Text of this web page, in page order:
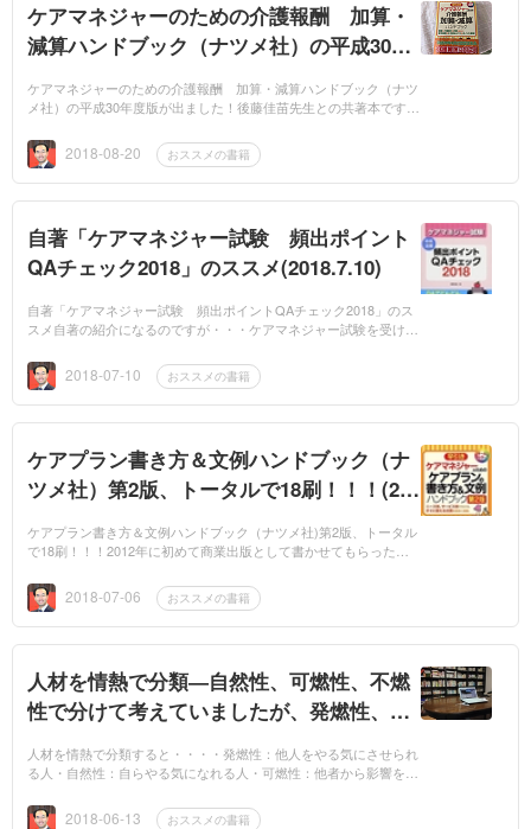
ケアマネジャーのための介護報酬 加算・
減算ハンドブック（ナツメ社）の平成30年
ケアマネジャーのための介護報酬 加算・減算ハンドブック（ナツ
メ社）の平成30年度版が出ました！後藤佳苗先生との共著本です。
タイトル...2018-08-20 おススメの書籍
自著「ケアマネジャー試験 頻出ポイント
QAチェック2018」のススメ(2018.7.10)
自著「ケアマネジャー試験 頻出ポイントQAチェック2018」のス
スメ自著の紹介になるのですが・・・ケアマネジャー試験を受ける
んが... 2018-07-10 おススメの書籍
ケアプラン書き方＆文例ハンドブック（ナ
ツメ社）第2版、トータルで18刷！！！(201
ケアプラン書き方＆文例ハンドブック（ナツメ社)第2版、トータル
で18刷！！！2012年に初めて商業出版として書かせてもらった本
で7... 2018-07-06 おススメの書籍
人材を情熱で分類―自然性、可燃性、不燃
性で分けて考えていましたが、発燃性、消
人材を情熱で分類すると・・・・発燃性：他人をやる気にさせられ
る人・自然性：自らやる気になれる人・可燃性：他者から影響を受
性...
2018-06-13 おススメの書籍